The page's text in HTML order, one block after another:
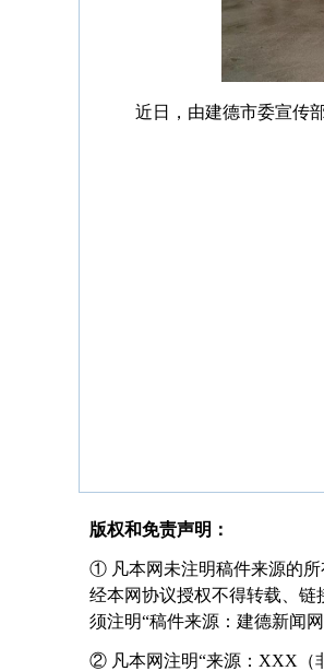
近日，由建德市委宣传
版权和免责声明：
① 凡本网未注明稿件来源的所
经本网协议授权不得转载、
须注明“稿件来源：建德新闻
② 凡本网注明“来源：XXX（